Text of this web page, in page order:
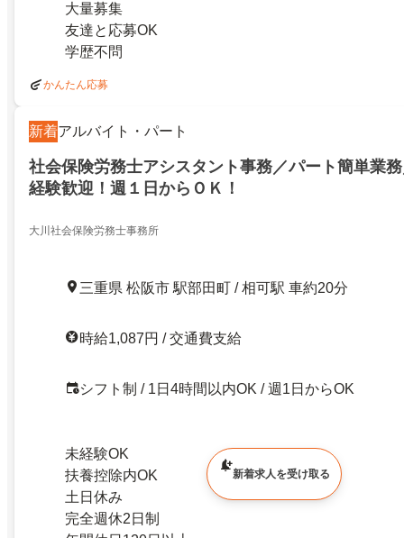
大量募集
友達と応募OK
学歴不問
かんたん応募
新着アルバイト・パート
社会保険労務士アシスタント事務／パート簡単業
経験歓迎！週１日からＯＫ！
大川社会保険労務士事務所
三重県 松阪市 駅部田町 / 相可駅 車約20分
時給1,087円 / 交通費支給
シフト制 / 1日4時間以内OK / 週1日からOK
未経験OK
扶養控除内OK
土日休み
完全週休2日制
新着求人を受け取る